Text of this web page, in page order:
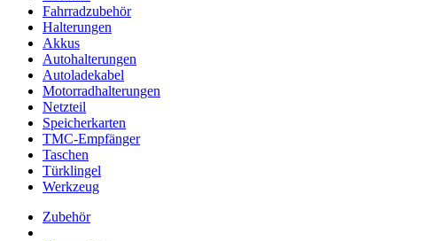
Fahrradzubehör
Halterungen
Akkus
Autohalterungen
Autoladekabel
Motorradhalterungen
Netzteil
Speicherkarten
TMC-Empfänger
Taschen
Türklingel
Werkzeug
Zubehör